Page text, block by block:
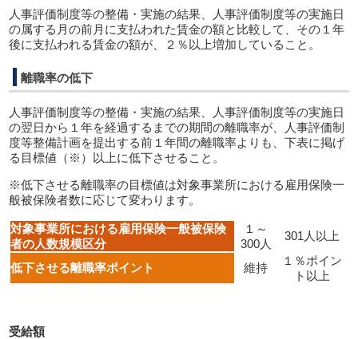
人事評価制度等の整備・実施の結果、人事評価制度等の実施日
の属する月の前月に支払われた賃金の額と比較して、その１年
後に支払われる賃金の額が、２％以上増加していること。
離職率の低下
人事評価制度等の整備・実施の結果、人事評価制度等の実施日
の翌日から１年を経過するまでの期間の離職率が、人事評価制
度等整備計画を提出する前１年間の離職率よりも、下表に掲げ
る目標値（※）以上に低下させること。
※低下させる離職率の目標値は対象事業所における雇用保険一
般被保険者数に応じて変わります。
対象事業所における雇用保険一般被保険
者の人数規模区分
１～
300人
301人以上
低下させる離職率ポイント 維持
１％ポイン
ト以上
受給額